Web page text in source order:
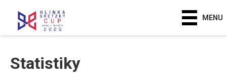
MENU
Statistiky